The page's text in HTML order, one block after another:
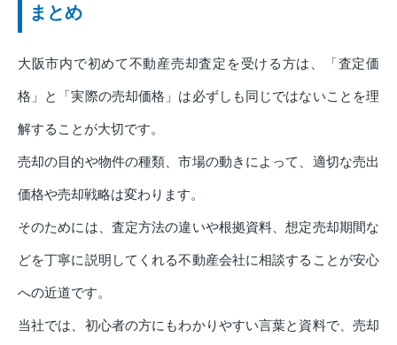
まとめ
大阪市内で初めて不動産売却査定を受ける方は、「査定価
格」と「実際の売却価格」は必ずしも同じではないことを理
解することが大切です。
売却の目的や物件の種類、市場の動きによって、適切な売出
価格や売却戦略は変わります。
そのためには、査定方法の違いや根拠資料、想定売却期間な
どを丁寧に説明してくれる不動産会社に相談することが安心
への近道です。
当社では、初心者の方にもわかりやすい言葉と資料で、売却